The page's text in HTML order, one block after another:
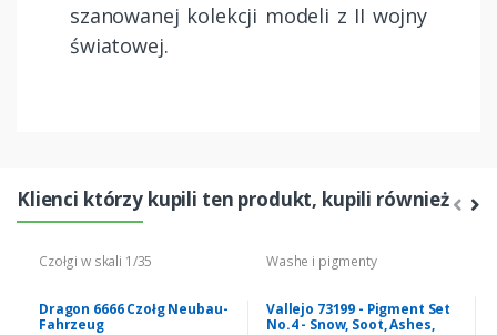
szanowanej kolekcji modeli z II wojny
światowej.
Klienci którzy kupili ten produkt, kupili również
Czołgi w skali 1/35
Dragon 6666 Czołg Neubau-
Fahrzeug
Washe i pigmenty
Vallejo 73199 - Pigment Set
No.4 - Snow, Soot, Ashes,